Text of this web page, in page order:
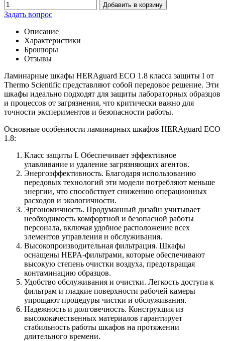
Добавить в корзину
Задать вопрос
Описание
Характеристики
Брошюры
Отзывы
Ламинарные шкафы HERAguard ECO 1.8 класса защиты I от
Thermo Scientific представляют собой передовое решение. Эти
шкафы идеально подходят для защиты лабораторных образцов
и процессов от загрязнения, что критически важно для
точности экспериментов и безопасности работы.
Основные особенности ламинарных шкафов HERAguard ECO
1.8:
Класс защиты I. Обеспечивает эффективное
улавливание и удаление загрязняющих агентов.
Энергоэффективность. Благодаря использованию
передовых технологий эти модели потребляют меньше
энергии, что способствует снижению операционных
расходов и экологичности.
Эргономичность. Продуманный дизайн учитывает
необходимость комфортной и безопасной работы
персонала, включая удобное расположение всех
элементов управления и обслуживания.
Высокопроизводительная фильтрация. Шкафы
оснащены HEPA-фильтрами, которые обеспечивают
высокую степень очистки воздуха, предотвращая
контаминацию образцов.
Удобство обслуживания и очистки. Легкость доступа к
фильтрам и гладкие поверхности рабочей камеры
упрощают процедуры чистки и обслуживания.
Надежность и долговечность. Конструкция из
высококачественных материалов гарантирует
стабильность работы шкафов на протяжении
длительного времени.